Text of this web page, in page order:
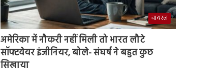
वायरल
अमेरिका में नौकरी नहीं मिली तो भारत लौटे
सॉफ्टवेयर इंजीनियर, बोले- संघर्ष ने बहुत कुछ